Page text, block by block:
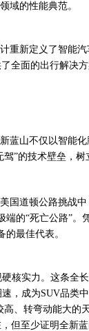
域的性能典范。
重新定义了智能
全面的出行解决
蓝山不仅以智能
”的技术壁垒，
道顿公路挑战中
的“死亡公路”。
最佳代表。
核实力。这条全
，成为SUV品类
、转弯动能大的
但至少证明全新